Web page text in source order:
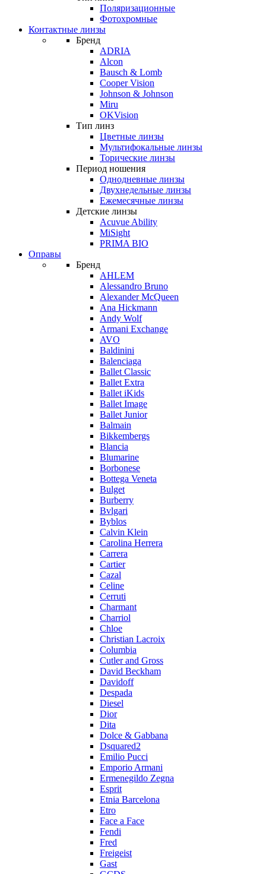
Поляризационные
Фотохромные
Контактные линзы
Бренд
ADRIA
Alcon
Bausch & Lomb
Cooper Vision
Johnson & Johnson
Miru
OKVision
Тип линз
Цветные линзы
Мультифокальные линзы
Торические линзы
Период ношения
Однодневные линзы
Двухнедельные линзы
Ежемесячные линзы
Детские линзы
Acuvue Ability
MiSight
PRIMA BIO
Оправы
Бренд
AHLEM
Alessandro Bruno
Alexander McQueen
Ana Hickmann
Andy Wolf
Armani Exchange
AVO
Baldinini
Balenciaga
Ballet Classic
Ballet Extra
Ballet iKids
Ballet Image
Ballet Junior
Balmain
Bikkembergs
Blancia
Blumarine
Borbonese
Bottega Veneta
Bulget
Burberry
Bvlgari
Byblos
Calvin Klein
Carolina Herrera
Carrera
Cartier
Cazal
Celine
Cerruti
Charmant
Charriol
Chloe
Christian Lacroix
Columbia
Cutler and Gross
David Beckham
Davidoff
Despada
Diesel
Dior
Dita
Dolce & Gabbana
Dsquared2
Emilio Pucci
Emporio Armani
Ermenegildo Zegna
Esprit
Etnia Barcelona
Etro
Face a Face
Fendi
Fred
Freigeist
Gast